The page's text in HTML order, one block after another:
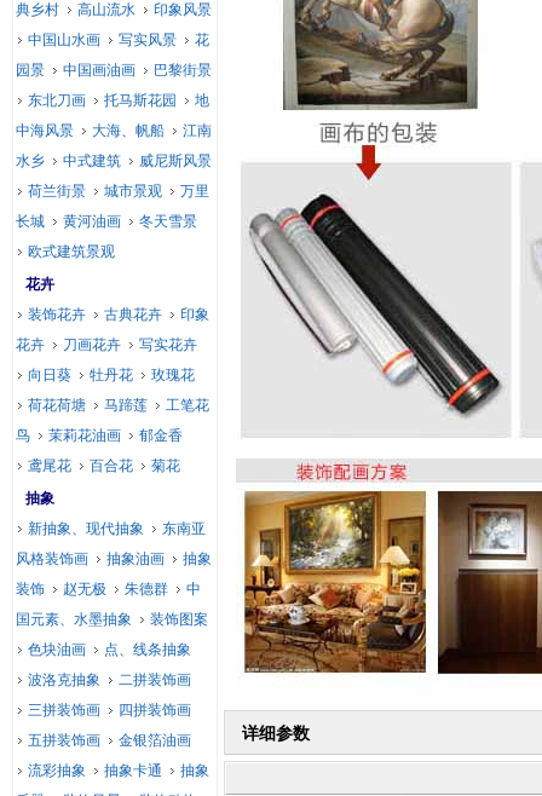
详细参数
典乡村
高山流水
印象风景
中国山水画
写实风景
花
园景
中国画油画
巴黎街景
东北刀画
托马斯花园
地
中海风景
大海、帆船
江南
水乡
中式建筑
威尼斯风景
荷兰街景
城市景观
万里
长城
黄河油画
冬天雪景
欧式建筑景观
花卉
装饰花卉
古典花卉
印象
花卉
刀画花卉
写实花卉
向日葵
牡丹花
玫瑰花
荷花荷塘
马蹄莲
工笔花
鸟
茉莉花油画
郁金香
鸢尾花
百合花
菊花
抽象
新抽象、现代抽象
东南亚
风格装饰画
抽象油画
抽象
装饰
赵无极 朱德群
中
国元素、水墨抽象
装饰图案
色块油画
点、线条抽象
波洛克抽象
二拼装饰画
三拼装饰画
四拼装饰画
五拼装饰画
金银箔油画
流彩抽象
抽象卡通
抽象